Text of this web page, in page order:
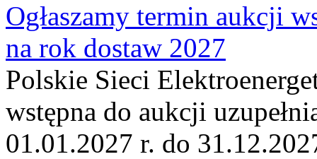
Ogłaszamy termin aukcji
na rok dostaw 2027
Polskie Sieci
wstępna do aukcji
01.01.2027 r. do